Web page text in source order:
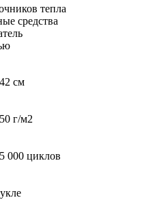
тепла
средства
см
г/м2
000 циклов